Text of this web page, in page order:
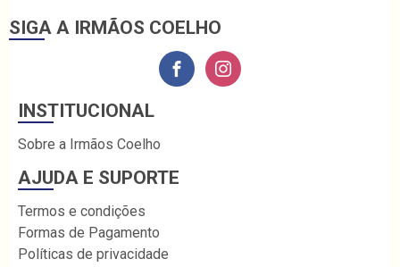
SIGA A IRMÃOS COELHO
INSTITUCIONAL
Sobre a Irmãos Coelho
AJUDA E SUPORTE
Termos e condições
Formas de Pagamento
Políticas de privacidade